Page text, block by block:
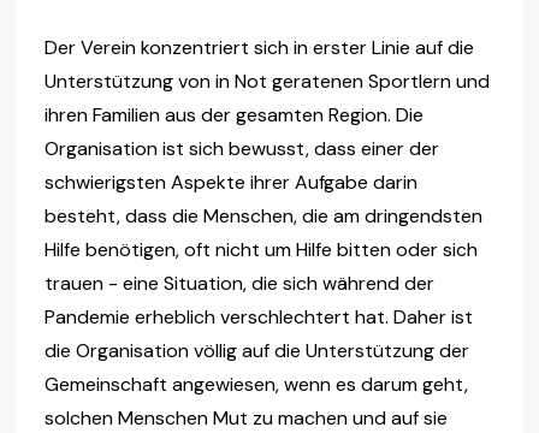
Der Verein konzentriert sich in erster Linie auf die
Unterstützung von in Not geratenen Sportlern und
ihren Familien aus der gesamten Region. Die
Organisation ist sich bewusst, dass einer der
schwierigsten Aspekte ihrer Aufgabe darin
besteht, dass die Menschen, die am dringendsten
Hilfe benötigen, oft nicht um Hilfe bitten oder sich
trauen - eine Situation, die sich während der
Pandemie erheblich verschlechtert hat. Daher ist
die Organisation völlig auf die Unterstützung der
Gemeinschaft angewiesen, wenn es darum geht,
solchen Menschen Mut zu machen und auf sie